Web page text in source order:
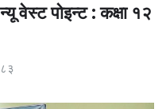
वेस्ट पोइन्ट : कक्षा १२